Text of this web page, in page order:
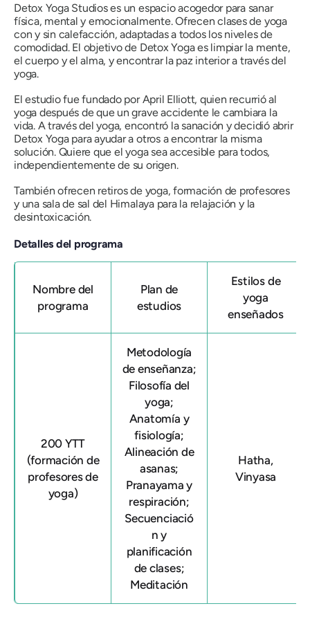
Detox Yoga Studios es un espacio acogedor para sanar
física, mental y emocionalmente. Ofrecen clases de yoga
con y sin calefacción, adaptadas a todos los niveles de
comodidad. El objetivo de Detox Yoga es limpiar la mente,
el cuerpo y el alma, y ​​encontrar la paz interior a través del
yoga.
El estudio fue fundado por April Elliott, quien recurrió al
yoga después de que un grave accidente le cambiara la
vida. A través del yoga, encontró la sanación y decidió abrir
Detox Yoga para ayudar a otros a encontrar la misma
solución. Quiere que el yoga sea accesible para todos,
independientemente de su origen.
También ofrecen retiros de yoga, formación de profesores
y una sala de sal del Himalaya para la relajación y la
desintoxicación.
Detalles del programa
Nombre del
programa
Plan de
estudios
Estilos de
yoga
enseñados
200 YTT
(formación de
profesores de
yoga)
Metodología
de enseñanza;
Filosofía del
yoga;
Anatomía y
fisiología;
Alineación de
asanas;
Pranayama y
respiración;
Secuenciació
n y
planificación
de clases;
Meditación
Hatha,
Vinyasa